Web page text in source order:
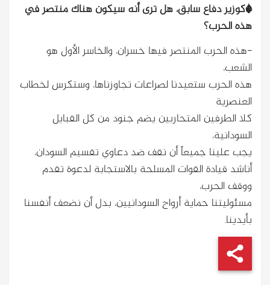
*كوزير دفاع سابق، هل ترى أنه سيكون هناك منتصر في
هذه الحرب؟
-هذه الحرب المنتصر فيها خسران، والخاسر الأول هو
الشعب،
هذه الحرب ستعيدنا لصراعات تجاوزناها، وستكرس لخطاب
العنصرية
كلا الطرفين المتحاربين يضم جنود من كل القبايل
السودانية،
يجب علينا جميعاً أن نقف ضد دعاوي تقسيم السودان،
أناشد قيادة القوات المسلحة بالاستجابة لدعوة تقدم
ووقف الحرب،
مسئوليتنا حماية أرواح السودانيين، بدل أن نضعف أنفسنا
بأيدينا.